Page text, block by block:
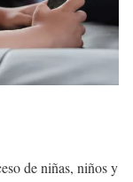
de niñas, niños y